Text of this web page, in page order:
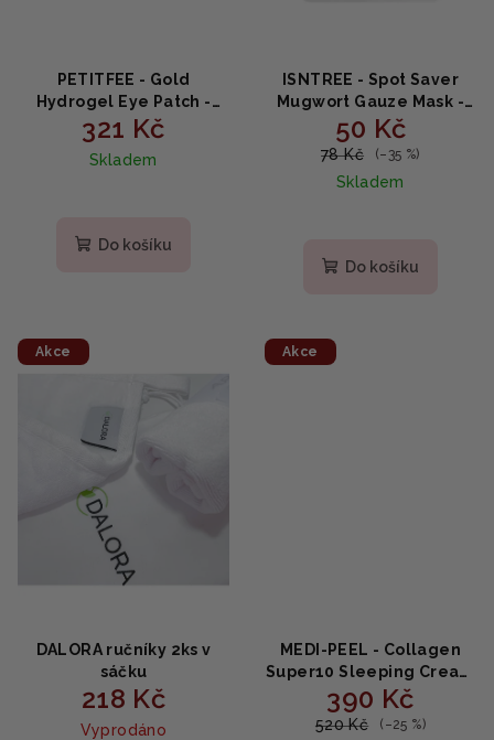
PETITFEE - Gold
Hydrogel Eye Patch -
Hydrogelová maska na
oči s 24karátovým
zlatem, 60 náplastí
321 Kč
Skladem
Do košíku
ISNTREE - Spot Saver
Mugwort Gauze Mask -
Zklidňující maska s
pelyňkem 1ks/23g
50 Kč
78 Kč (–35 %)
Skladem
Do košíku
Akce
DALORA ručníky 2ks v
sáčku
218 Kč
Vyprodáno
Akce
MEDI-PEEL - Collagen
Super10 Sleeping Cream
- noční krém proti
vráskám 70ml
390 Kč
520 Kč (–25 %)